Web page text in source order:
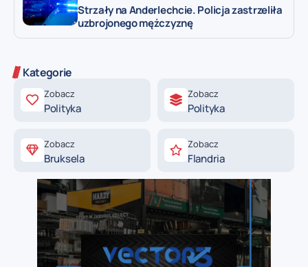
Strzały na Anderlechcie. Policja zastrzeliła
uzbrojonego mężczyznę
Kategorie
Zobacz
Polityka
Zobacz
Polityka
Zobacz
Bruksela
Zobacz
Flandria